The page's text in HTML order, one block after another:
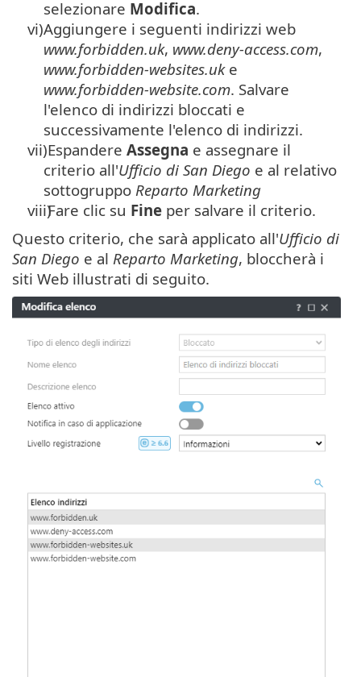
selezionare Modifica.
vi)Aggiungere i seguenti indirizzi web
www.forbidden.uk, www.deny-access.com,
www.forbidden-websites.uke
www.forbidden-website.com. Salvare
l'elenco di indirizzi bloccati e
successivamente l'elenco di indirizzi.
vii)Espandere Assegna e assegnare il
criterio all'Ufficio di San Diego e al relativo
sottogruppo Reparto Marketing
viii)Fare clic su Fine per salvare il criterio.
Questo criterio, che sarà applicato all'Ufficio di
San Diego e al Reparto Marketing, bloccherà i
siti Web illustrati di seguito.